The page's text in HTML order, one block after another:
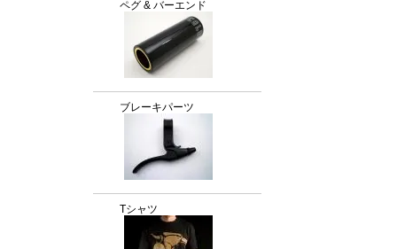
ペグ & バーエンド
ブレーキパーツ
Tシャツ